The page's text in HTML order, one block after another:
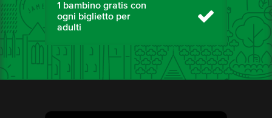
1 bambino gratis con
ogni biglietto per
adulti